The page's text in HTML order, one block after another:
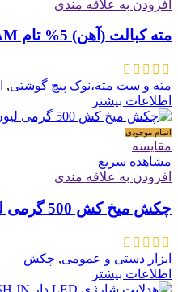
افزودن به علاقه مندی
مته کبالت (آهن) 5% تام TAM در سایزهای مختلف
مته و ست مته،نوک پیچ گوشتی,
اطلاعات بیشتر
اتمام موجودی
مقایسه
مشاهده سریع
افزودن به علاقه مندی
چکش میخ کش 500 گرمی لیون LION
ابزار دستی و عمومی, چکش
اطلاعات بیشتر